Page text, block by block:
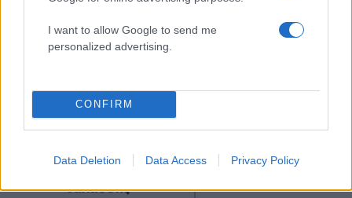
I want to allow Google to send me
personalized advertising.
CONFIRM
Data Deletion Data Access Privacy Policy
Πώς η Πυροσβεστική
διέσωσε ανθρώπινες ζωές
από την καταστροφική
– Πάνω από 250 άτομα
θαλάσσης
σε πισίνα